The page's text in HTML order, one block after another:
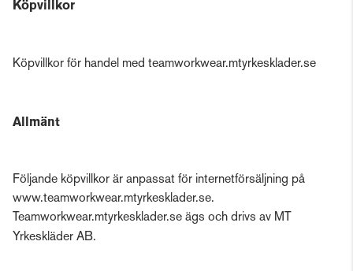
Köpvillkor
Köpvillkor för handel med teamworkwear.mtyrkesklader.se
Allmänt
Följande köpvillkor är anpassat för internetförsäljning på
www.teamworkwear.mtyrkesklader.se.
Teamworkwear.mtyrkesklader.se ägs och drivs av MT
Yrkeskläder AB.